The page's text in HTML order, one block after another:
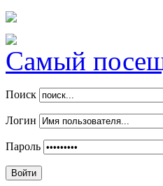
Самый
Поиск
Логин
Пароль
Войти